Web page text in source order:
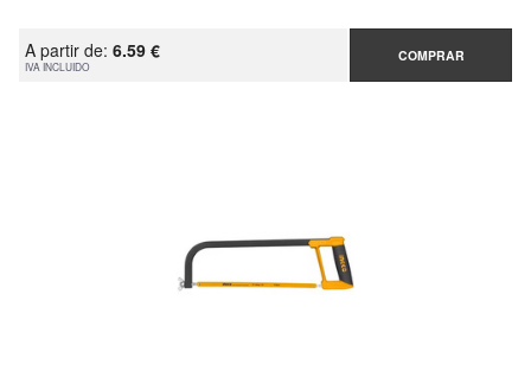
A partir de: 6.59 €
IVA INCLUIDO
COMPRAR